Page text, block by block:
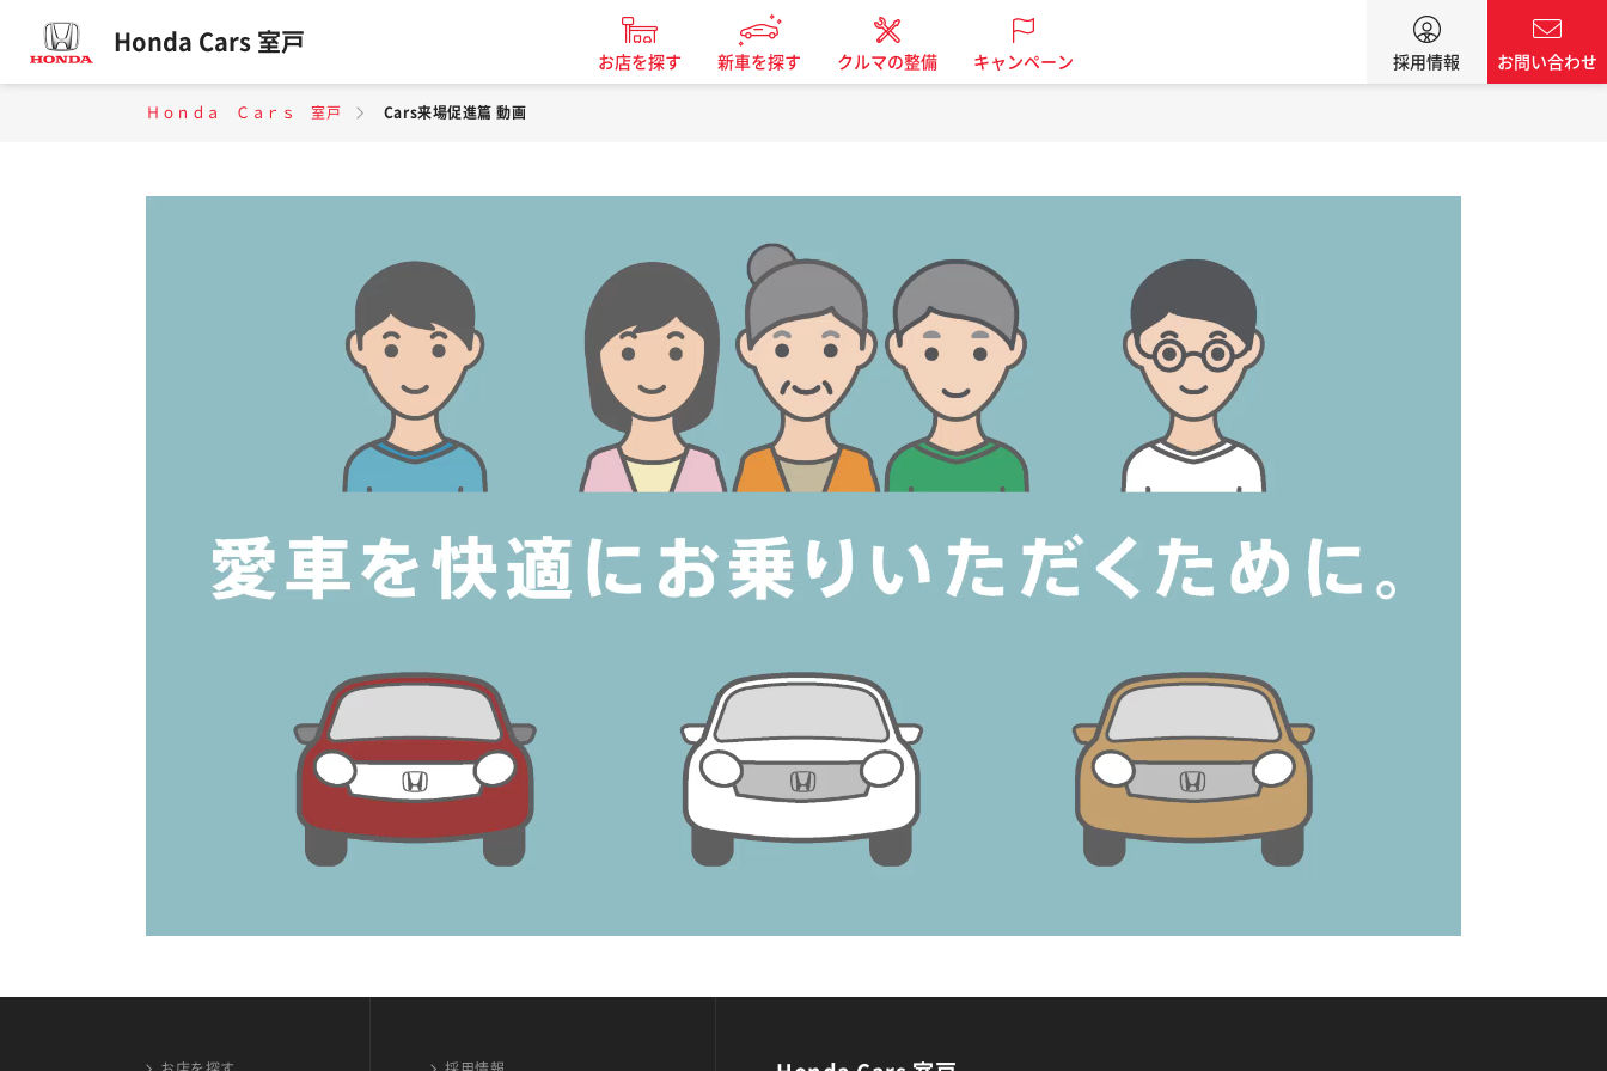
Honda Cars 室戸
お店を探す 新車を探す クルマの整備 キャンペーン 採用情報 お問い合わせ
Ｈｏｎｄａ Ｃａｒｓ 室戸 Cars来場促進篇 動画